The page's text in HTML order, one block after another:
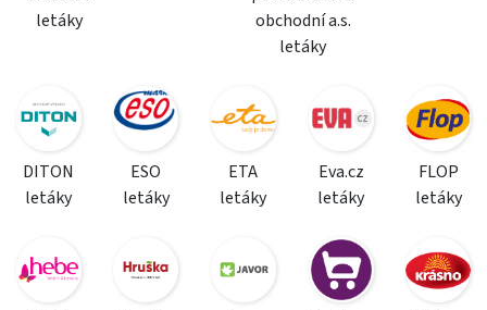
letáky
obchodní a.s.
letáky
DITON
letáky
ESO
letáky
ETA
letáky
Eva.cz
letáky
FLOP
letáky